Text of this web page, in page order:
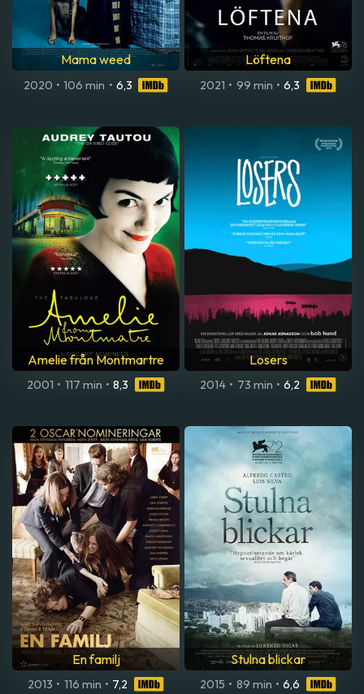
Mama weed
2020 • 106 min • 6,3
Löftena
2021 • 99 min • 6,3
Amelie från Montmartre
2001 • 117 min • 8,3
Losers
2014 • 73 min • 6,2
En familj
2013 • 116 min • 7,2
Stulna blickar
2015 • 89 min • 6,6